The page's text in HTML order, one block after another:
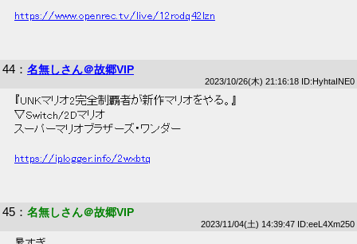
https://www.openrec.tv/live/12rodq42lzn
44 ： 名無しさん＠故郷VIP
2023/10/26(木) 21:16:18 ID:HyhtaINE0
『UNKマリオ2完全制覇者が新作マリオをやる。』
▽Switch/2Dマリオ
スーパーマリオブラザーズ・ワンダー
https://iplogger.info/2wxbtq
45 ： 名無しさん＠故郷VIP
2023/11/04(土) 14:39:47 ID:eeL4Xm250